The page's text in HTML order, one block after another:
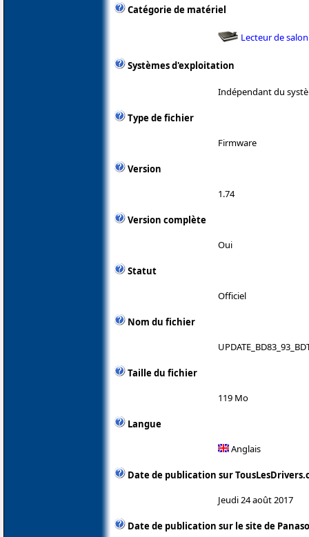
Catégorie de matériel
Lecteur de salon
Systèmes d'exploitation
Indépendant du
Type de fichier
Firmware
Version
1.74
Version complète
Oui
Statut
Officiel
Nom du fichier
Taille du fichier
119 Mo
Langue
Anglais
Date de publication sur
Jeudi 24 août 2017
Date de publication sur le site de